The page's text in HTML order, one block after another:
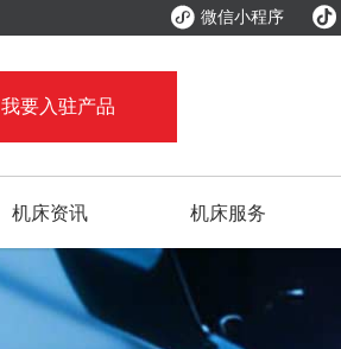
 微信小程序 
我要入驻产品
机床资讯 机床服务